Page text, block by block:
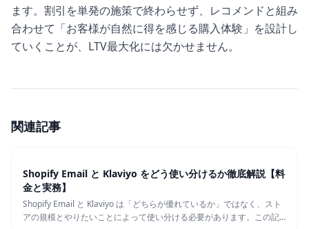
ます。割引を単発の施策で終わらせず、レコメンドと組み
合わせて「お客様が自然に得を感じる購入体験」を設計し
ていくことが、LTV最大化には欠かせません。
関連記事
Shopify Email と Klaviyo をどう使い分けるか徹底解説【料
金と実務】
Shopify Email と Klaviyo は「どちらが優れているか」ではなく、スト
アの規模とやりたいことによって使い分ける必要があります。この記